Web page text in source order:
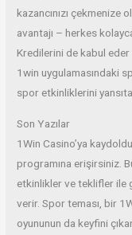
kazancınızı çekmenize
avantajı – herkes
Kredilerini de kabul
1win uygulamasındaki
spor etkinliklerini
Son Yazılar
1Win Casino’ya
programına erişirsiniz.
etkinlikler ve teklifler ile
verir. Spor teması, bir
oyununun da keyfini